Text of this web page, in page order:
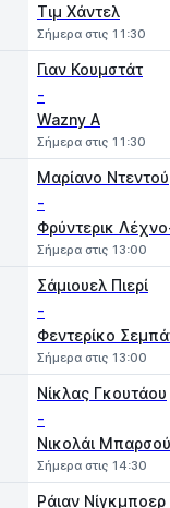
Τιμ Χάντελ
Σήμερα στις 11:30
Γιαν Κουμστάτ
-
Wazny A
Σήμερα στις 11:30
Μαρίανο
-
Φρύντερικ
Σήμερα στις 13:00
Σάμιουελ Πιερί
-
Φεντερίκο
Σήμερα στις 13:00
Νίκλας Γκουτάου
-
Νικολάι
Σήμερα στις 14:30
Ράιαν Νίγκμποερ